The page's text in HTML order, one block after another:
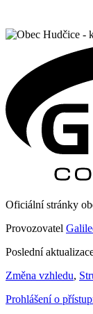
Oficiální stránky
Provozovatel
Poslední
Změna vzhledu,
Prohlášení o